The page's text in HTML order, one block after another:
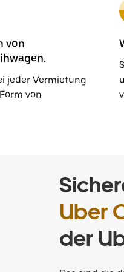
von
jeder Vermietung
von
Uber
der